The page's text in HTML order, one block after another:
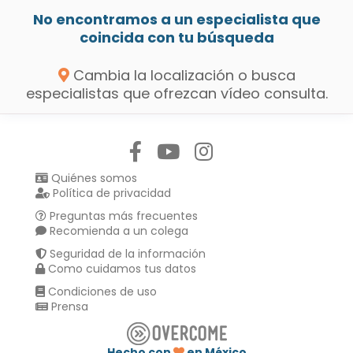
No encontramos a un especialista que
coincida con tu búsqueda
Cambia la localización o busca
especialistas que ofrezcan vídeo consulta.
Quiénes somos
Política de privacidad
Preguntas más frecuentes
Recomienda a un colega
Seguridad de la información
Como cuidamos tus datos
Condiciones de uso
Prensa